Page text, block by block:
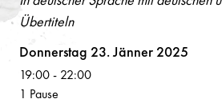
Übertiteln
Volksoper
Donnerstag 23. Jänner 2025
19:00- 22:00
1 Pause